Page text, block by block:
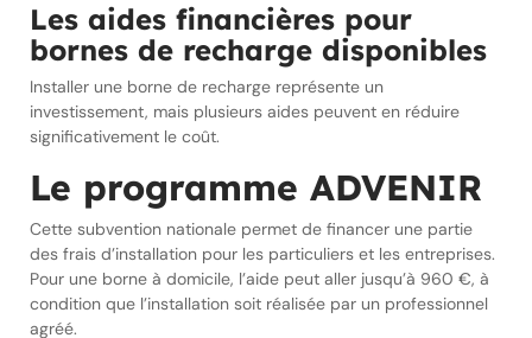
Les aides financières pour
bornes de recharge disponibles
Installer une borne de recharge représente un
investissement, mais plusieurs aides peuvent en réduire
significativement le coût.
Le programme ADVENIR
Cette subvention nationale permet de financer une partie
des frais d’installation pour les particuliers et les entreprises.
Pour une borne à domicile, l’aide peut aller jusqu’à 960 €, à
condition que l’installation soit réalisée par un professionnel
agréé.